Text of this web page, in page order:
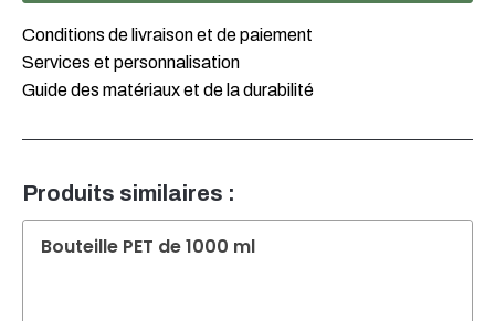
Conditions de livraison et de paiement
Services et personnalisation
Guide des matériaux et de la durabilité
Produits similaires :
Bouteille PET de 1000 ml